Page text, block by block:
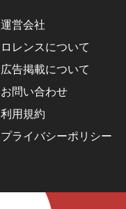
運営会社
ロレンスについて
広告掲載について
お問い合わせ
利用規約
プライバシーポリシー